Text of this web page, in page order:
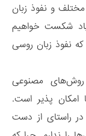
و نفوذ زبان
شکست خواهیم
نفوذ زبان روسی
روش‌های مصنوعی
امکان پذیر است.
راستای از دست